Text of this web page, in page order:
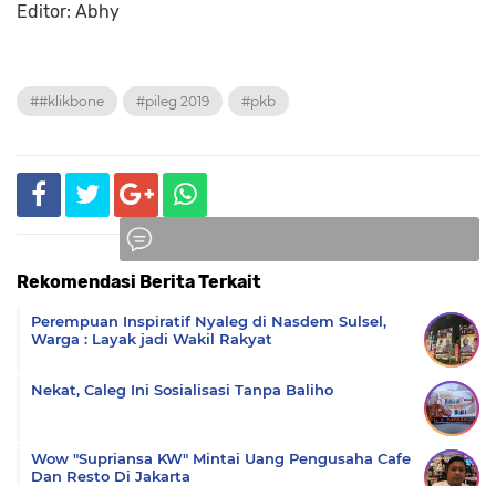
Editor: Abhy
##klikbone #pileg 2019 #pkb
Rekomendasi Berita Terkait
Perempuan Inspiratif Nyaleg di Nasdem Sulsel,
Warga : Layak jadi Wakil Rakyat
Nekat, Caleg Ini Sosialisasi Tanpa Baliho
Wow "Supriansa KW" Mintai Uang Pengusaha Cafe
Dan Resto Di Jakarta